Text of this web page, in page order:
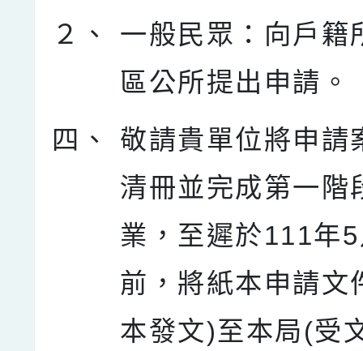
２、
一般民眾：向戶籍
區公所提出申請。
四、
敬請貴單位將申請
清冊並完成第一階
業，至遲於111年
前，將紙本申請文
本發文)至本局(受